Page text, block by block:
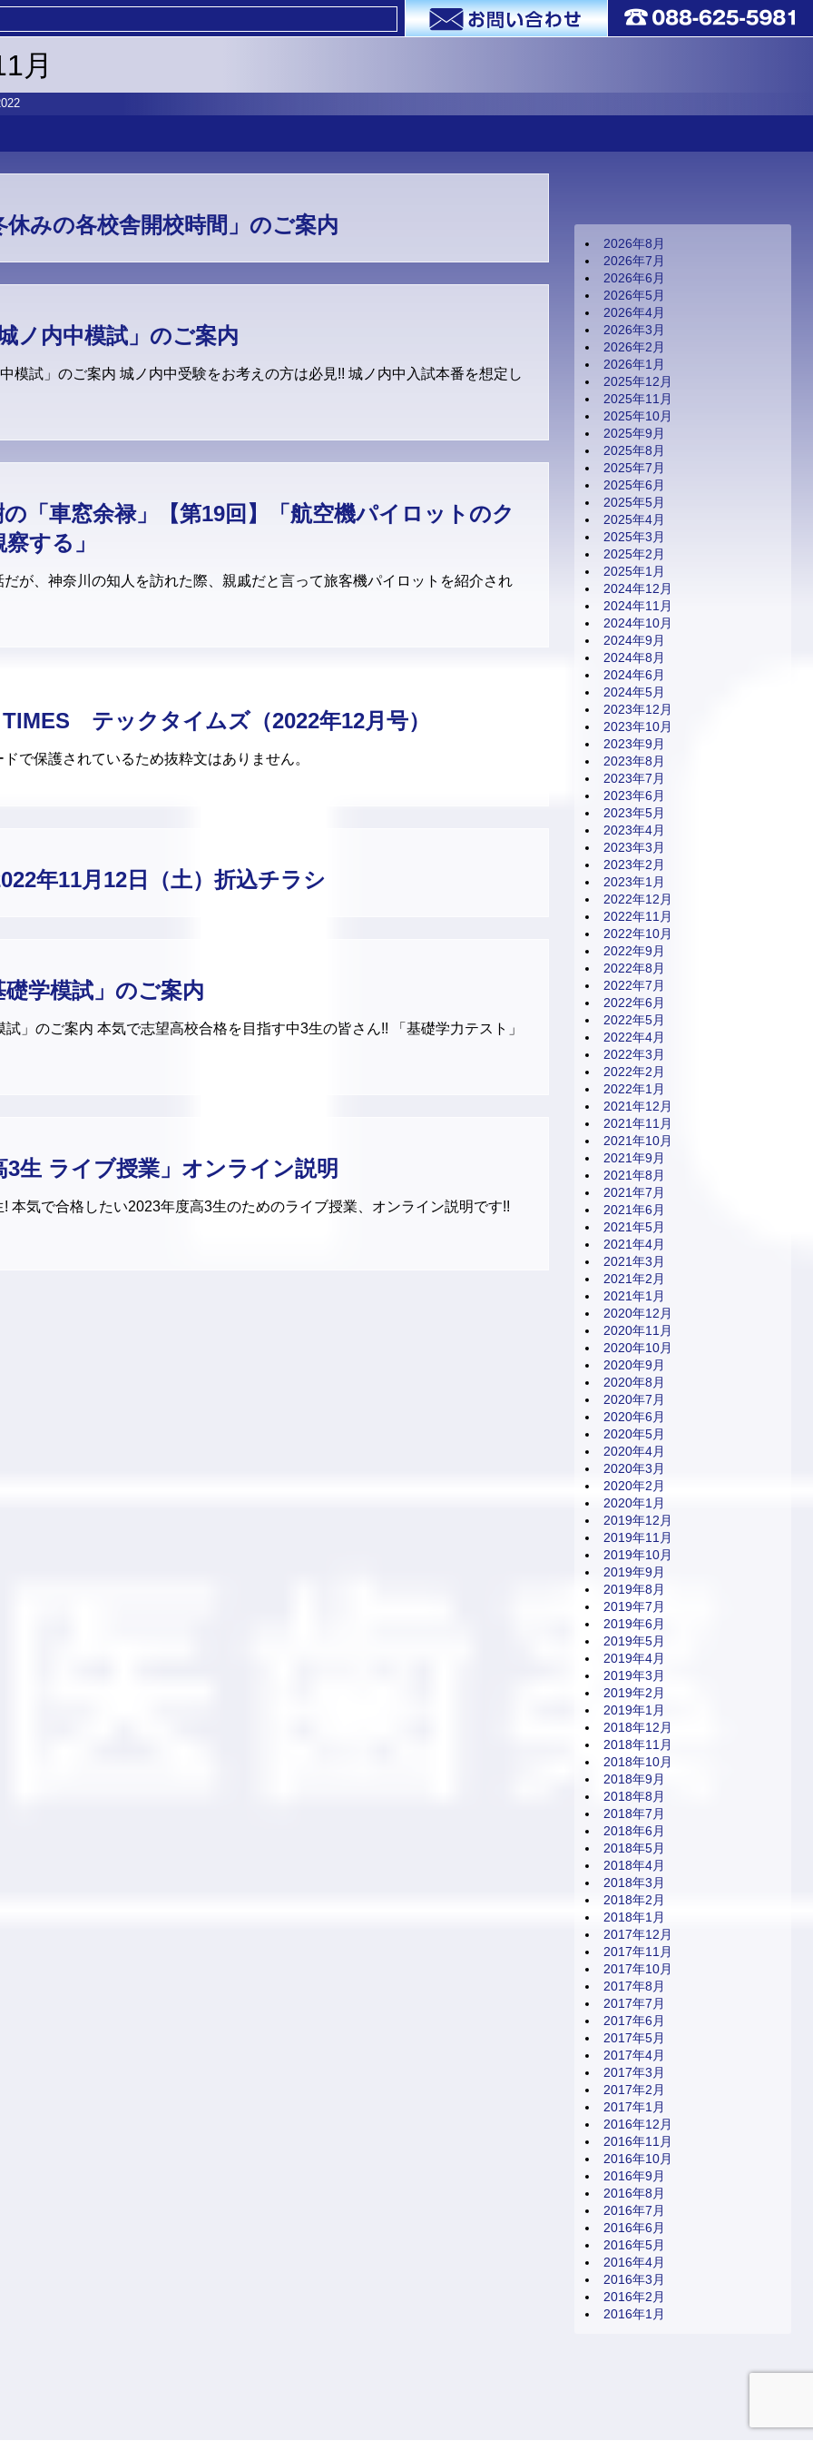
月
休みの各校舎開校時間」のご案内
ノ内中模試」のご案内
模試」のご案内 城ノ内中受験をお考えの方は必見!! 城ノ内中入試本番を想定し
「車窓余禄」【第19回】「航空機パイロットのク
する」
が、神奈川の知人を訪れた際、親戚だと言って旅客機パイロットを紹介され
テックタイムズ（2022年12月号）
で保護されているため抜粋文はありません。
年11月12日（土）折込チラシ
学模試」のご案内
」のご案内 本気で志望高校合格を目指す中3生の皆さん!! 「基礎学力テスト」
3生 ライブ授業」オンライン説明
本気で合格したい2023年度高3生のためのライブ授業、オンライン説明です!!
2026年8月
2026年7月
2026年6月
2026年5月
2026年4月
2026年3月
2026年2月
2026年1月
2025年12月
2025年11月
2025年10月
2025年9月
2025年8月
2025年7月
2025年6月
2025年5月
2025年4月
2025年3月
2025年2月
2025年1月
2024年12月
2024年11月
2024年10月
2024年9月
2024年8月
2024年6月
2024年5月
2023年12月
2023年10月
2023年9月
2023年8月
2023年7月
2023年6月
2023年5月
2023年4月
2023年3月
2023年2月
2023年1月
2022年12月
2022年11月
2022年10月
2022年9月
2022年8月
2022年7月
2022年6月
2022年5月
2022年4月
2022年3月
2022年2月
2022年1月
2021年12月
2021年11月
2021年10月
2021年9月
2021年8月
2021年7月
2021年6月
2021年5月
2021年4月
2021年3月
2021年2月
2021年1月
2020年12月
2020年11月
2020年10月
2020年9月
2020年8月
2020年7月
2020年6月
2020年5月
2020年4月
2020年3月
2020年2月
2020年1月
2019年12月
2019年11月
2019年10月
2019年9月
2019年8月
2019年7月
2019年6月
2019年5月
2019年4月
2019年3月
2019年2月
2019年1月
2018年12月
2018年11月
2018年10月
2018年9月
2018年8月
2018年7月
2018年6月
2018年5月
2018年4月
2018年3月
2018年2月
2018年1月
2017年12月
2017年11月
2017年10月
2017年8月
2017年7月
2017年6月
2017年5月
2017年4月
2017年3月
2017年2月
2017年1月
2016年12月
2016年11月
2016年10月
2016年9月
2016年8月
2016年7月
2016年6月
2016年5月
2016年4月
2016年3月
2016年2月
2016年1月